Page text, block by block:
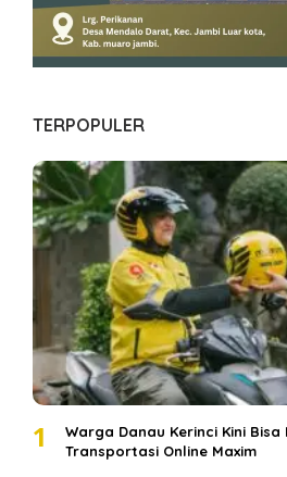
TERPOPULER
1
Warga Danau Kerinci Kini
Transportasi Online Maxim